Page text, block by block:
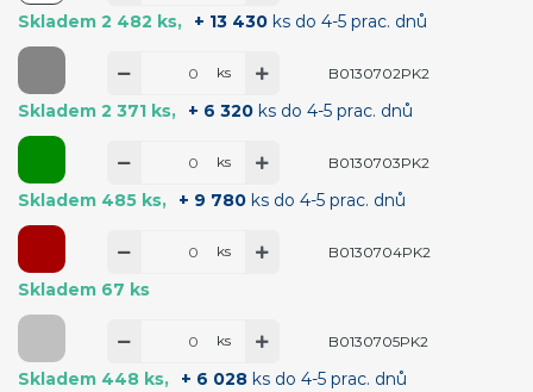
Skladem 2 482 ks + 13 430 ks do 4-5 prac. dnů
Skladem 2 371 ks + 6 320 ks do 4-5 prac. dnů
ks B0130702PK2
Skladem 485 ks + 9 780 ks do 4-5 prac. dnů
ks B0130703PK2
Skladem 67 ks
ks B0130704PK2
Skladem 448 ks + 6 028 ks do 4-5 prac. dnů
ks B0130705PK2